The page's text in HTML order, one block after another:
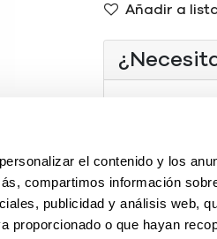
el contenido y los
compartimos información
publicidad y análisis web,
proporcionado o que hayan
Añadir a
O chatea
Tipo:REF